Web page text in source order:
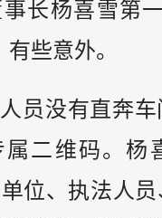
长杨喜雪第
些意外。
员没有直奔
属二维码。杨
位、执法人员